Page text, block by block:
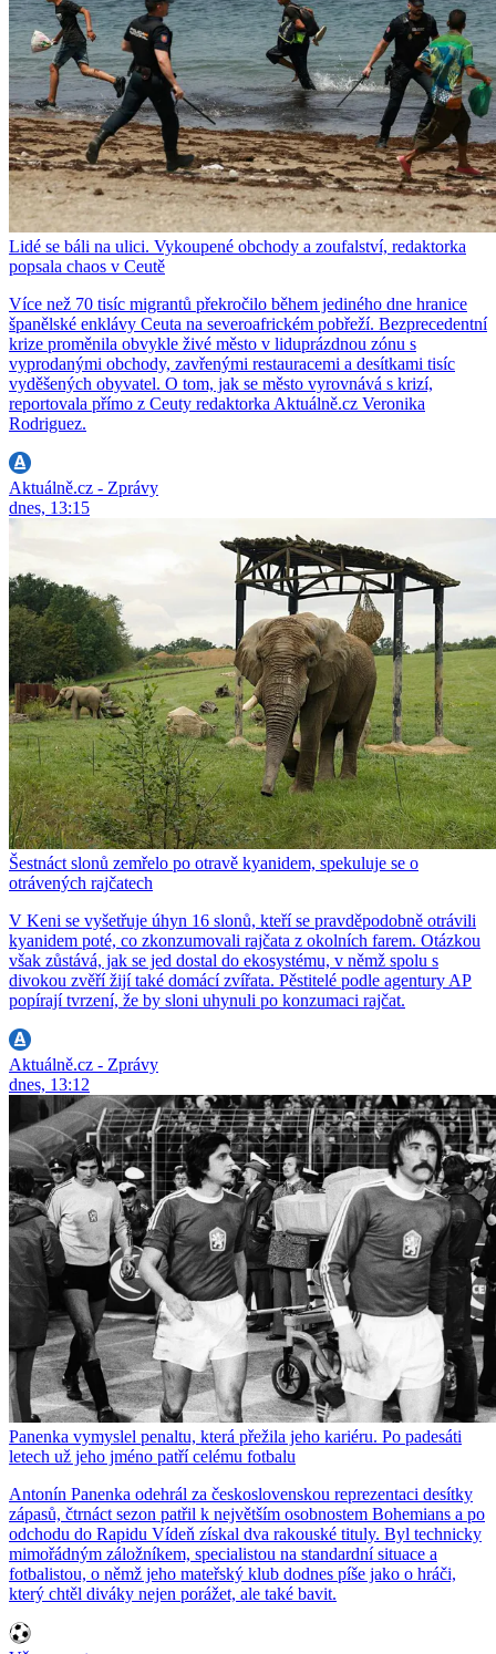
Lidé se báli na ulici. Vykoupené obchody a zoufalství, redaktorka
popsala chaos v Ceutě
Více než 70 tisíc migrantů překročilo během jediného dne hranice
španělské enklávy Ceuta na severoafrickém pobřeží. Bezprecedentní
krize proměnila obvykle živé město v liduprázdnou zónu s
vyprodanými obchody, zavřenými restauracemi a desítkami tisíc
vyděšených obyvatel. O tom, jak se město vyrovnává s krizí,
reportovala přímo z Ceuty redaktorka Aktuálně.cz Veronika
Rodriguez.
Aktuálně.cz - Zprávy
dnes, 13:15
Šestnáct slonů zemřelo po otravě kyanidem, spekuluje se o
otrávených rajčatech
V Keni se vyšetřuje úhyn 16 slonů, kteří se pravděpodobně otrávili
kyanidem poté, co zkonzumovali rajčata z okolních farem. Otázkou
však zůstává, jak se jed dostal do ekosystému, v němž spolu s
divokou zvěří žijí také domácí zvířata. Pěstitelé podle agentury AP
popírají tvrzení, že by sloni uhynuli po konzumaci rajčat.
Aktuálně.cz - Zprávy
dnes, 13:12
Panenka vymyslel penaltu, která přežila jeho kariéru. Po padesáti
letech už jeho jméno patří celému fotbalu
Antonín Panenka odehrál za československou reprezentaci desítky
zápasů, čtrnáct sezon patřil k největším osobnostem Bohemians a po
odchodu do Rapidu Vídeň získal dva rakouské tituly. Byl technicky
mimořádným záložníkem, specialistou na standardní situace a
fotbalistou, o němž jeho mateřský klub dodnes píše jako o hráči,
který chtěl diváky nejen porážet, ale také bavit.